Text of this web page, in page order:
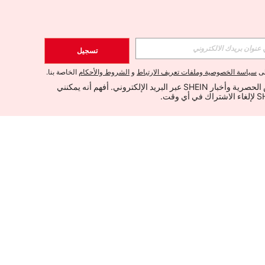
تسجيل
سياسة الخصوصية وملفات تعريف الارتباط و الشروط والأحكام الخاصة بنا.
أود تلقي العروض الحصرية وأخبار SHEIN عبر البريد الإلكتروني. أفهم أنه يمكنني